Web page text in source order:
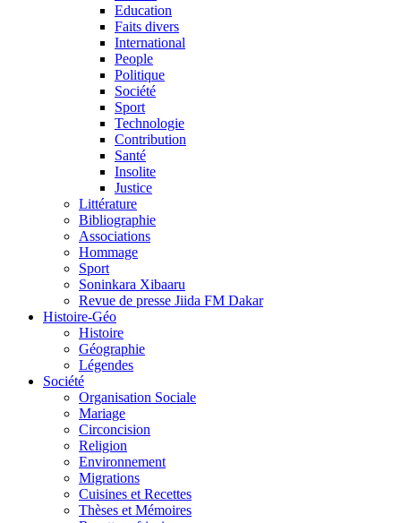
Education
Faits divers
International
People
Politique
Société
Sport
Technologie
Contribution
Santé
Insolite
Justice
Littérature
Bibliographie
Associations
Hommage
Sport
Soninkara Xibaaru
Revue de presse Jiida FM Dakar
Histoire-Géo
Histoire
Géographie
Légendes
Société
Organisation Sociale
Mariage
Circoncision
Religion
Environnement
Migrations
Cuisines et Recettes
Thèses et Mémoires